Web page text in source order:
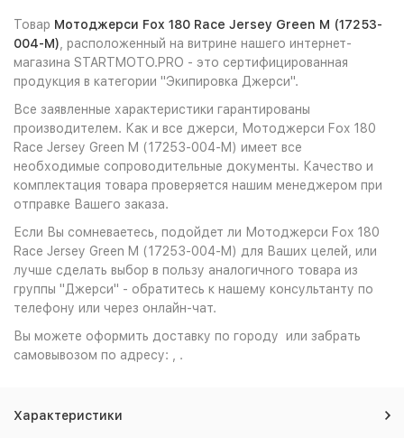
Товар Мотоджерси Fox 180 Race Jersey Green M (17253-
004-M) , расположенный на витрине нашего интернет-
магазина STARTMOTO.PRO - это сертифицированная
продукция в категории "Экипировка Джерси".
Все заявленные характеристики гарантированы
производителем. Как и все джерси, Мотоджерси Fox 180
Race Jersey Green M (17253-004-M) имеет все
необходимые сопроводительные документы. Качество и
комплектация товара проверяется нашим менеджером при
отправке Вашего заказа.
Если Вы сомневаетесь, подойдет ли Мотоджерси Fox 180
Race Jersey Green M (17253-004-M) для Ваших целей, или
лучше сделать выбор в пользу аналогичного товара из
группы "Джерси" - обратитесь к нашему консультанту по
телефону или через онлайн-чат.
Вы можете оформить доставку по городу или забрать
самовывозом по адресу: , .
Характеристики